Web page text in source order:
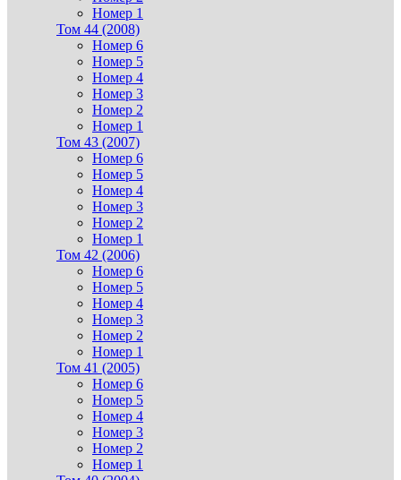
Номер 1
Том 44 (2008)
Номер 6
Номер 5
Номер 4
Номер 3
Номер 2
Номер 1
Том 43 (2007)
Номер 6
Номер 5
Номер 4
Номер 3
Номер 2
Номер 1
Том 42 (2006)
Номер 6
Номер 5
Номер 4
Номер 3
Номер 2
Номер 1
Том 41 (2005)
Номер 6
Номер 5
Номер 4
Номер 3
Номер 2
Номер 1